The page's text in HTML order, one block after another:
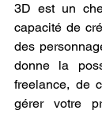
3D est un
capacité de
des
donne la
freelance, de
gérer votre